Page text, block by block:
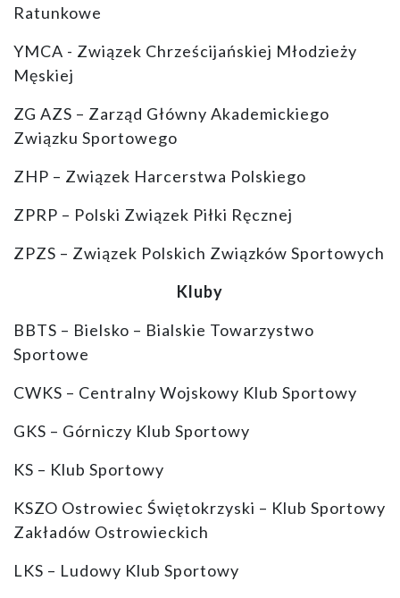
Ratunkowe
YMCA - Związek Chrześcijańskiej Młodzieży
Męskiej
ZG AZS – Zarząd Główny Akademickiego
Związku Sportowego
ZHP – Związek Harcerstwa Polskiego
ZPRP – Polski Związek Piłki Ręcznej
ZPZS – Związek Polskich Związków Sportowych
Kluby
BBTS – Bielsko – Bialskie Towarzystwo
Sportowe
CWKS – Centralny Wojskowy Klub Sportowy
GKS – Górniczy Klub Sportowy
KS – Klub Sportowy
KSZO Ostrowiec Świętokrzyski – Klub Sportowy
Zakładów Ostrowieckich
LKS – Ludowy Klub Sportowy